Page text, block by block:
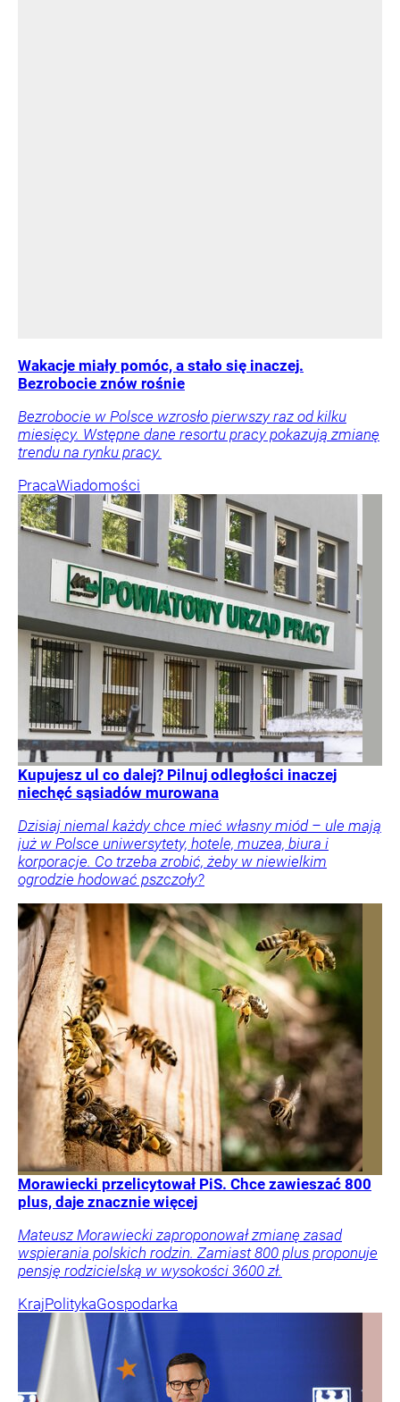
Wakacje miały pomóc, a stało się inaczej.
Bezrobocie znów rośnie
Bezrobocie w Polsce wzrosło pierwszy raz od kilku
miesięcy. Wstępne dane resortu pracy pokazują zmianę
trendu na rynku pracy.
PracaWiadomości
Kupujesz ul co dalej? Pilnuj odległości inaczej
niechęć sąsiadów murowana
Dzisiaj niemal każdy chce mieć własny miód – ule mają
już w Polsce uniwersytety, hotele, muzea, biura i
korporacje. Co trzeba zrobić, żeby w niewielkim
ogrodzie hodować pszczoły?
Morawiecki przelicytował PiS. Chce zawieszać 800
plus, daje znacznie więcej
Mateusz Morawiecki zaproponował zmianę zasad
wspierania polskich rodzin. Zamiast 800 plus proponuje
pensję rodzicielską w wysokości 3600 zł.
KrajPolitykaGospodarka